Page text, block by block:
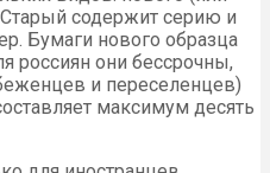
Старый содержит серию и
Бумаги нового образца
россиян они бессрочны,
и переселенцев)
максимум десять